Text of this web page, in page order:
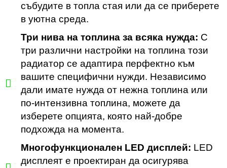
събудите в топла стая или да се приберете
в уютна среда.
Три нива на топлина за всяка нужда: С
три различни настройки на топлина този
радиатор се адаптира перфектно към
вашите специфични нужди. Независимо
дали имате нужда от нежна топлина или
по-интензивна топлина, можете да
изберете опцията, която най-добре
подхожда на момента.
Многофункционален LED дисплей: LED
дисплеят е проектиран да осигурява